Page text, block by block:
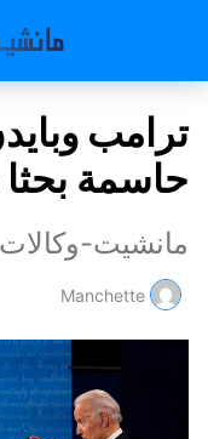
ترامب
حاسمة بحثا
مانشيت-وكالات
Manchette